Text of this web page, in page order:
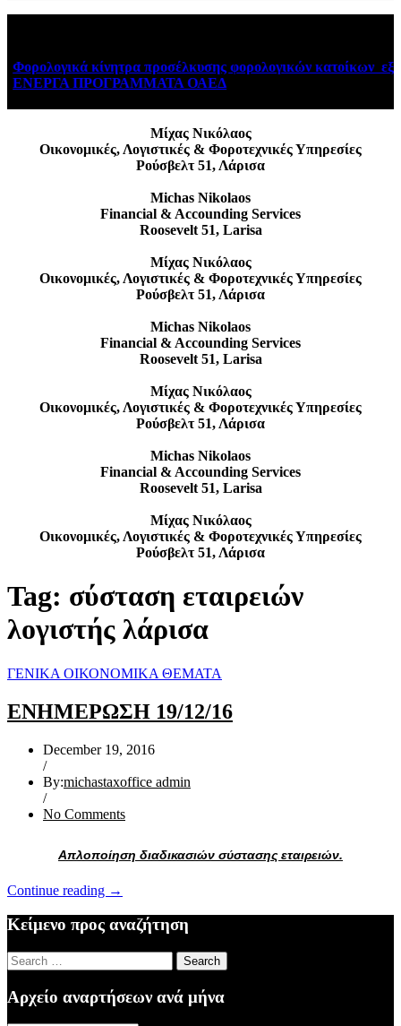
Φορολογικά κίνητρα προσέλκυσης φορολογικών κατοίκων
ΕΝΕΡΓΑ ΠΡΟΓΡΑΜΜΑΤΑ ΟΑΕΔ August 6, 2026
Μίχας Νικόλαος
Οικονομικές, Λογιστικές & Φοροτεχνικές Υπηρεσίες
Ρούσβελτ 51, Λάρισα
Michas Nikolaos
Financial & Accounding Services
Roosevelt 51, Larisa
Μίχας Νικόλαος
Οικονομικές, Λογιστικές & Φοροτεχνικές Υπηρεσίες
Ρούσβελτ 51, Λάρισα
Michas Nikolaos
Financial & Accounding Services
Roosevelt 51, Larisa
Μίχας Νικόλαος
Οικονομικές, Λογιστικές & Φοροτεχνικές Υπηρεσίες
Ρούσβελτ 51, Λάρισα
Michas Nikolaos
Financial & Accounding Services
Roosevelt 51, Larisa
Μίχας Νικόλαος
Οικονομικές, Λογιστικές & Φοροτεχνικές Υπηρεσίες
Ρούσβελτ 51, Λάρισα
Tag: σύσταση εταιρειών
λογιστής λάρισα
ΓΕΝΙΚΑ ΟΙΚΟΝΟΜΙΚΑ ΘΕΜΑΤΑ
ΕΝΗΜΕΡΩΣΗ 19/12/16
December 19, 2016
/
By:michastaxoffice admin
/
No Comments
Απλοποίηση διαδικασιών σύστασης εταιρειών.
Continue reading “ΕΝΗΜΕΡΩΣΗ
→
Κείμενο προς αναζήτηση
Search
for:
Αρχείο αναρτήσεων ανά μήνα